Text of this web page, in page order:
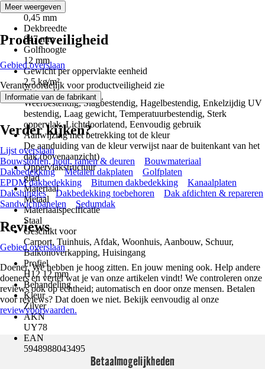
Dikte
0,45 mm
Dekbreedte
847 mm
Golfhoogte
12 mm
Gewicht per oppervlakte eenheid
2,5 kg/m²
Eigenschap
Weerbestendig, Slagbestendig, Hagelbestendig, Enkelzijdig UV
bestendig, Laag gewicht, Temperatuurbestendig, Sterk
oppervlak, Lichtdoorlatend, Eenvoudig gebruik
Aanwijzing met betrekking tot de kleur
De aanduiding van de kleur verwijst naar de buitenkant van het
dak (bovenaanzicht)
Oppervlakstructuur
glad
Materiaal
Metaal
Materiaalspecificatie
Staal
Geschikt voor
Carport, Tuinhuis, Afdak, Woonhuis, Aanbouw, Schuur,
Balkonoverkapping, Huisingang
Profiel
H12 12 mm
Behandeling
Kleur
Zilver
AKN
UY78
EAN
5948988043495
Meer weergeven
Productveiligheid
Gebied overslaan
Verantwoordelijk voor productveiligheid zie
Informatie van de fabrikant .
Verder kijken?
Lijst overslaan
Bouwstoffen, hout, ramen & deuren
Bouwmateriaal
Dakbedekking
Metalen dakplaten
Golfplaten
EPDM dakbedekking
Bitumen dakbedekking
Kanaalplaten
Dakshingles
Dakbedekking toebehoren
Dak afdichten & repareren
Sandwichpanelen
Sedumdak
Reviews
Gebied overslaan
Doener. We hebben je hoog zitten. En jouw mening ook. Help andere
doeners en vertel wat je van onze artikelen vindt! We controleren onze
reviews ook op echtheid; automatisch en door onze mensen. Betalen
voor reviews? Dat doen we niet. Bekijk eenvoudig al onze
reviewvoorwaarden.
Betaalmogelijkheden